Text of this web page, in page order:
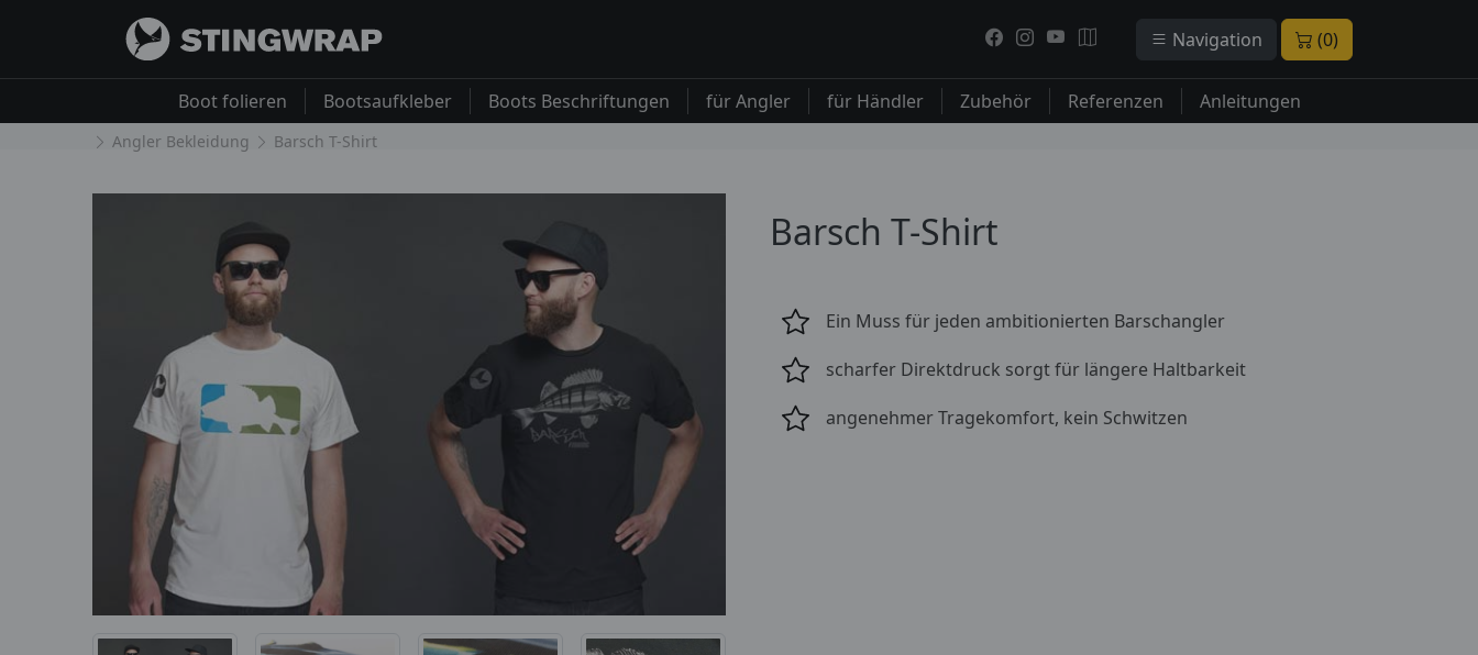
Navigation (0)
Boot folieren Bootsaufkleber Boots Beschriftungen für Angler für Händler Zubehör Referenzen Anleitungen
Angler Bekleidung Barsch T-Shirt
Barsch T-Shirt
Ein Muss für jeden ambitionierten Barschangler
scharfer Direktdruck sorgt für längere Haltbarkeit
angenehmer Tragekomfort, kein Schwitzen